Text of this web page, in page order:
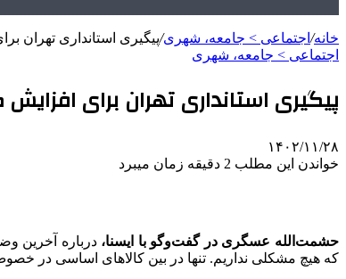
خانه/ اجتماعی > جامعه، شهری/پیگیری استانداری تهران
اجتماعی > جامعه، شهری
پیگیری استانداری تهران برای
۱۴۰۲/۱۱/۲۸
خواندن این مطلب 2 دقیقه زمان میبرد
حشمت‌الله عسگری در گفت‌وگو با ایسنا،
که هیچ مشکلی نداریم. تنها در بین کالاهای اساسی در